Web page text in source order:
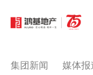
集团新闻 媒体报